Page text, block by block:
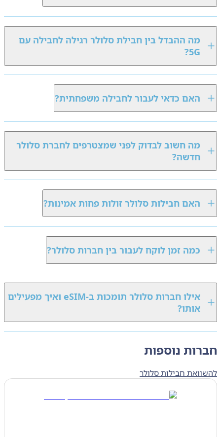
מה ההבדל בין חבילת סלולר רגילה לחבילה עם
5G?
האם כדאי לעבור לחבילה משפחתית?
מה חשוב לבדוק לפני שמצטרפים לחברת סלולר
חדשה?
האם חבילות סלולר זולות פחות אמינות?
כמה זמן לוקח לעבור בין חברות סלולר?
אילו חברות סלולר תומכות ב‑eSIM ואיך מפעילים
אותו?
נוספות
חבילות סלולר